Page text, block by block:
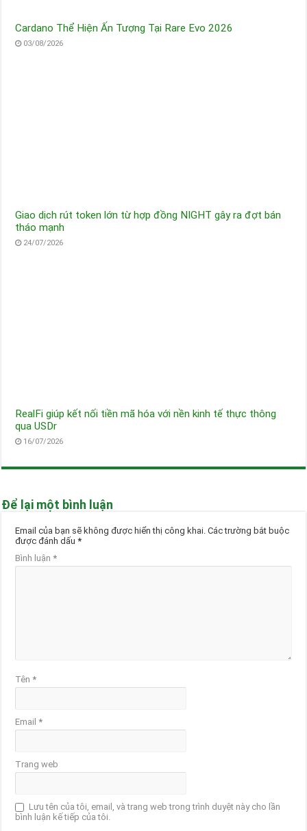
Cardano Thể Hiện Ấn Tượng Tại Rare Evo 2026
03/08/2026
Giao dịch rút token lớn từ hợp đồng NIGHT gây ra đợt bán
tháo mạnh
24/07/2026
RealFi giúp kết nối tiền mã hóa với nền kinh tế thực thông
qua USDr
16/07/2026
Để lại một bình luận
Email của bạn sẽ không được hiển thị công khai. Các trường bắt buộc
được đánh dấu*
Bình luận*
Tên*
Email*
Trang web
Lưu tên của tôi, email, và trang web trong trình duyệt này cho lần
bình luận kế tiếp của tôi.